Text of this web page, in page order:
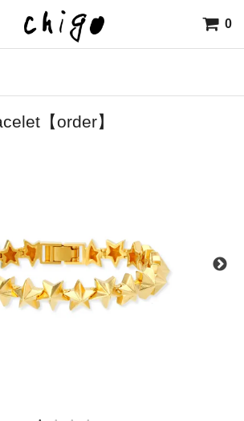
0
【order】